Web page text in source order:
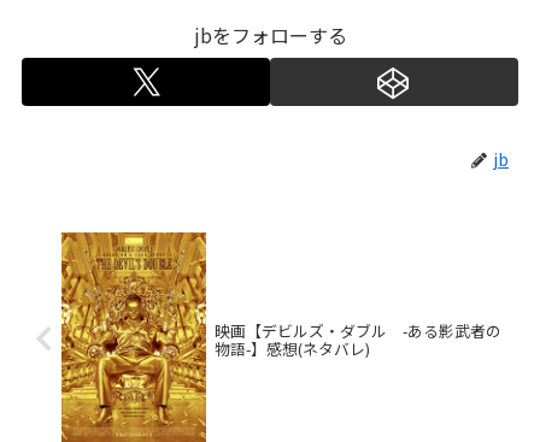
jbをフォローする
jb
映画【デビルズ・ダブル -ある影武者の
物語-】感想(ネタバレ)